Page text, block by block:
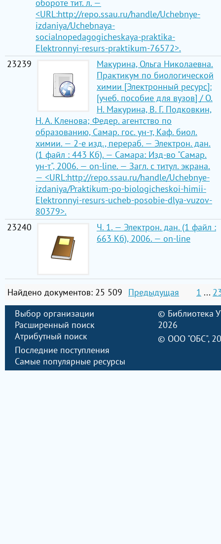
обороте тит. л. —
<URL:http://repo.ssau.ru/handle/Uchebnye-
izdaniya/Uchebnaya-
socialnopedagogicheskaya-praktika-
Elektronnyi-resurs-praktikum-76572>.
23239
Макурина, Ольга Николаевна.
Практикум по биологической
химии [Электронный ресурс]:
[учеб. пособие для вузов] / О.
Н. Макурина, В. Г. Подковкин,
Н. А. Кленова; Федер. агентство по
образованию, Самар. гос. ун-т, Каф. биол.
химии. — 2-е изд., перераб. — Электрон. дан.
(1 файл : 443 Кб). — Самара: Изд-во "Самар.
ун-т", 2006. — on-line. — Загл. с титул. экрана.
— <URL:http://repo.ssau.ru/handle/Uchebnye-
izdaniya/Praktikum-po-biologicheskoi-himii-
Elektronnyi-resurs-ucheb-posobie-dlya-vuzov-
80379>.
23240
Ч. 1. — Электрон. дан. (1 файл :
663 Кб), 2006. — on-line
Найдено документов: 25 509 Предыдущая 1 ...
Выбор организации
Расширенный поиск
Атрибутный поиск
Последние поступления
Самые популярные ресурсы
© Библиотека
2026
© ООО "ОБС",